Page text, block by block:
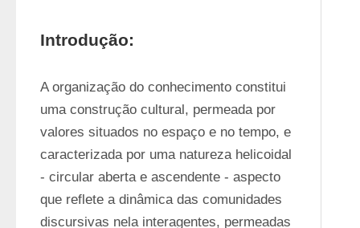
Introdução:
A organização do conhecimento constitui
uma construção cultural, permeada por
valores situados no espaço e no tempo, e
caracterizada por uma natureza helicoidal
- circular aberta e ascendente - aspecto
que reflete a dinâmica das comunidades
discursivas nela interagentes, permeadas